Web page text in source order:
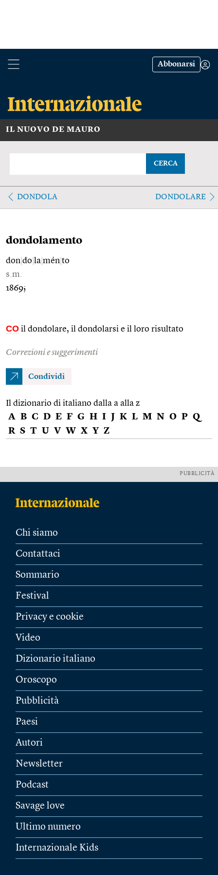
Abbonarsi
IL NUOVO DE MAURO
CERCA
DONDOLA DONDOLARE
dondolamento
don do la mén to
s.m.
1869;
CO il dondolare, il dondolarsi e il loro risultato
Correzioni e suggerimenti
Condividi
Il dizionario di italiano dalla a alla z
A B C D E F G H I J K L M N O P Q
R S T U V W X Y Z
PUBBLICITÀ
Chi siamo
Contattaci
Sommario
Festival
Privacy e cookie
Video
Dizionario italiano
Oroscopo
Pubblicità
Paesi
Autori
Newsletter
Podcast
Savage love
Ultimo numero
Internazionale Kids